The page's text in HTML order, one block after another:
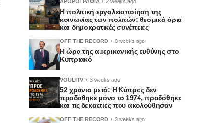
ΑΡΘΡΟΓΡΑΦΙΑ 2 weeks ago
Η πολιτική εργαλειοποίηση της
κοινωνίας των πολιτών: θεσμικά όρια
και δημοκρατικές συνέπειες
OFF THE RECORD 3 weeks ago
Η ώρα της αμερικανικής ευθύνης στο
Κυπριακό
VOULITV 3 weeks ago
52 χρόνια μετά: Η Κύπρος δεν
προδόθηκε μόνο το 1974, προδόθηκε
και τις δεκαετίες που ακολούθησαν
OFF THE RECORD 3 weeks ago